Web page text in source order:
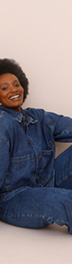
Algodão
dia do